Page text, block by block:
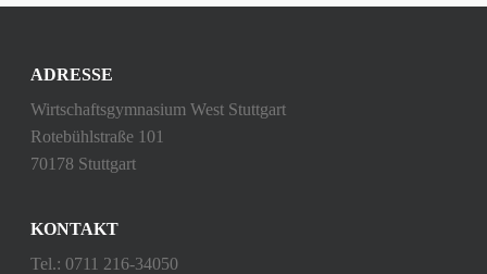
ADRESSE
Wirtschaftsgymnasium West Stuttgart
Rotebühlstraße 101
70178 Stuttgart
KONTAKT
Tel.: 0711 216-34050